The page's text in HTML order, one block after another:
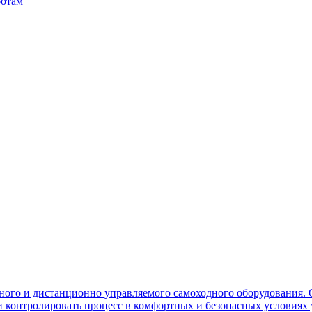
и дистанционно управляемого самоходного
процесс в комфортных и безопасных условиях